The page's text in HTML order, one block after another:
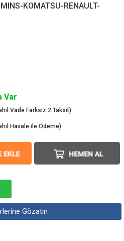
KOMATSU-RENAULT-
Var
Havale ile Ödeme)
Gözatın